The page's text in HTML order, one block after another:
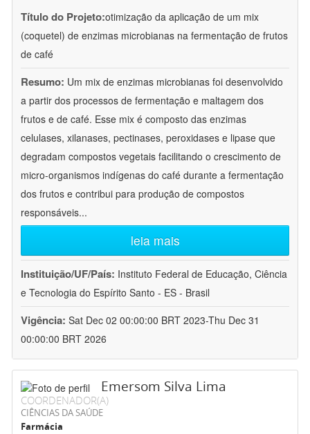
Título do Projeto:otimização da aplicação de um mix
(coquetel) de enzimas microbianas na fermentação de frutos
de café
Resumo: Um mix de enzimas microbianas foi desenvolvido
a partir dos processos de fermentação e maltagem dos
frutos e de café. Esse mix é composto das enzimas
celulases, xilanases, pectinases, peroxidases e lipase que
degradam compostos vegetais facilitando o crescimento de
micro-organismos indígenas do café durante a fermentação
dos frutos e contribui para produção de compostos
responsáveis...
leia mais
Instituição/UF/País: Instituto Federal de Educação, Ciência
e Tecnologia do Espírito Santo - ES - Brasil
Vigência: Sat Dec 02 00:00:00 BRT 2023-Thu Dec 31
00:00:00 BRT 2026
Emersom Silva Lima
COORDENADOR(A)
CIÊNCIAS DA SAÚDE
Farmácia